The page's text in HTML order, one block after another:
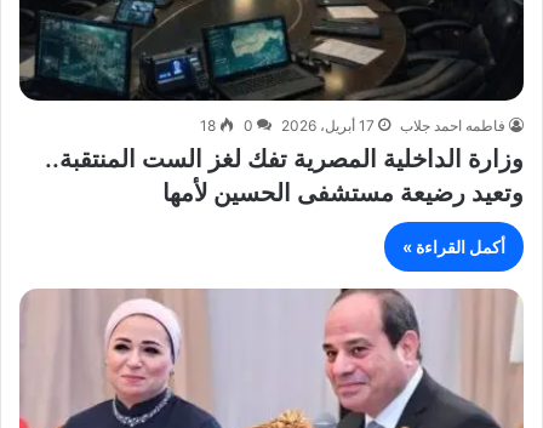
فاطمه احمد جلاب 17 أبريل، 2026 0
18
وزارة الداخلية المصرية تفك لغز الست المنتقبة..
وتعيد رضيعة مستشفى الحسين لأمها
أكمل القراءة »